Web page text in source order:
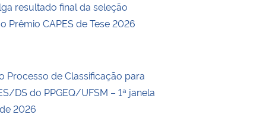
resultado final da seleção
Prêmio CAPES de Tese 2026
Processo de Classificação para
DS do PPGEQ/UFSM – 1ª janela
2026